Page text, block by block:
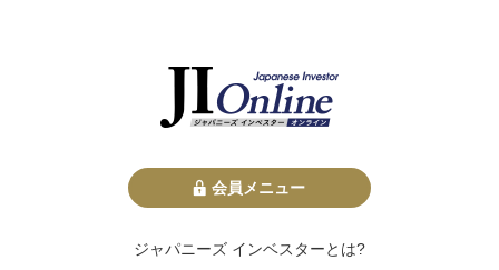
会員メニュー
ジャパニーズ インベスターとは?